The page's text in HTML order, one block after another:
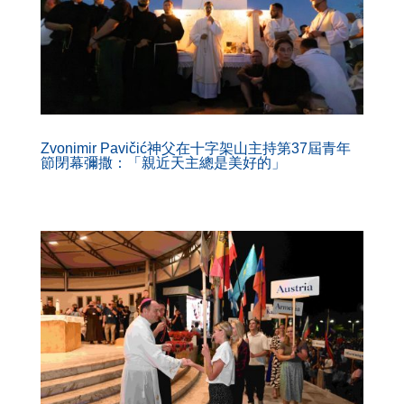
Zvonimir Pavičić神父在十字架山主持第37屆青年
節閉幕彌撒：「親近天主總是美好的」